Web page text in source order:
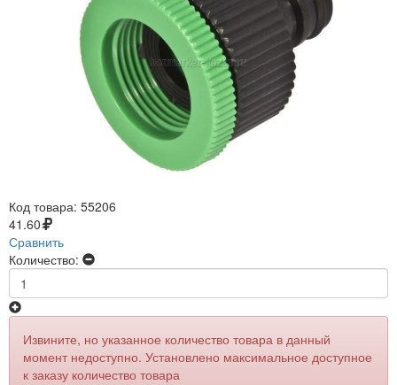
Код товара: 55206
41.60
Сравнить
Количество:
Извините, но указанное количество товара в данный
момент недоступно. Установлено максимальное доступное
к заказу количество товара